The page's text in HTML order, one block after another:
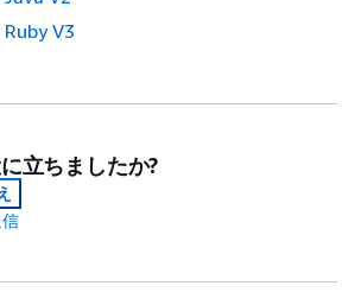
V3
立ちましたか?